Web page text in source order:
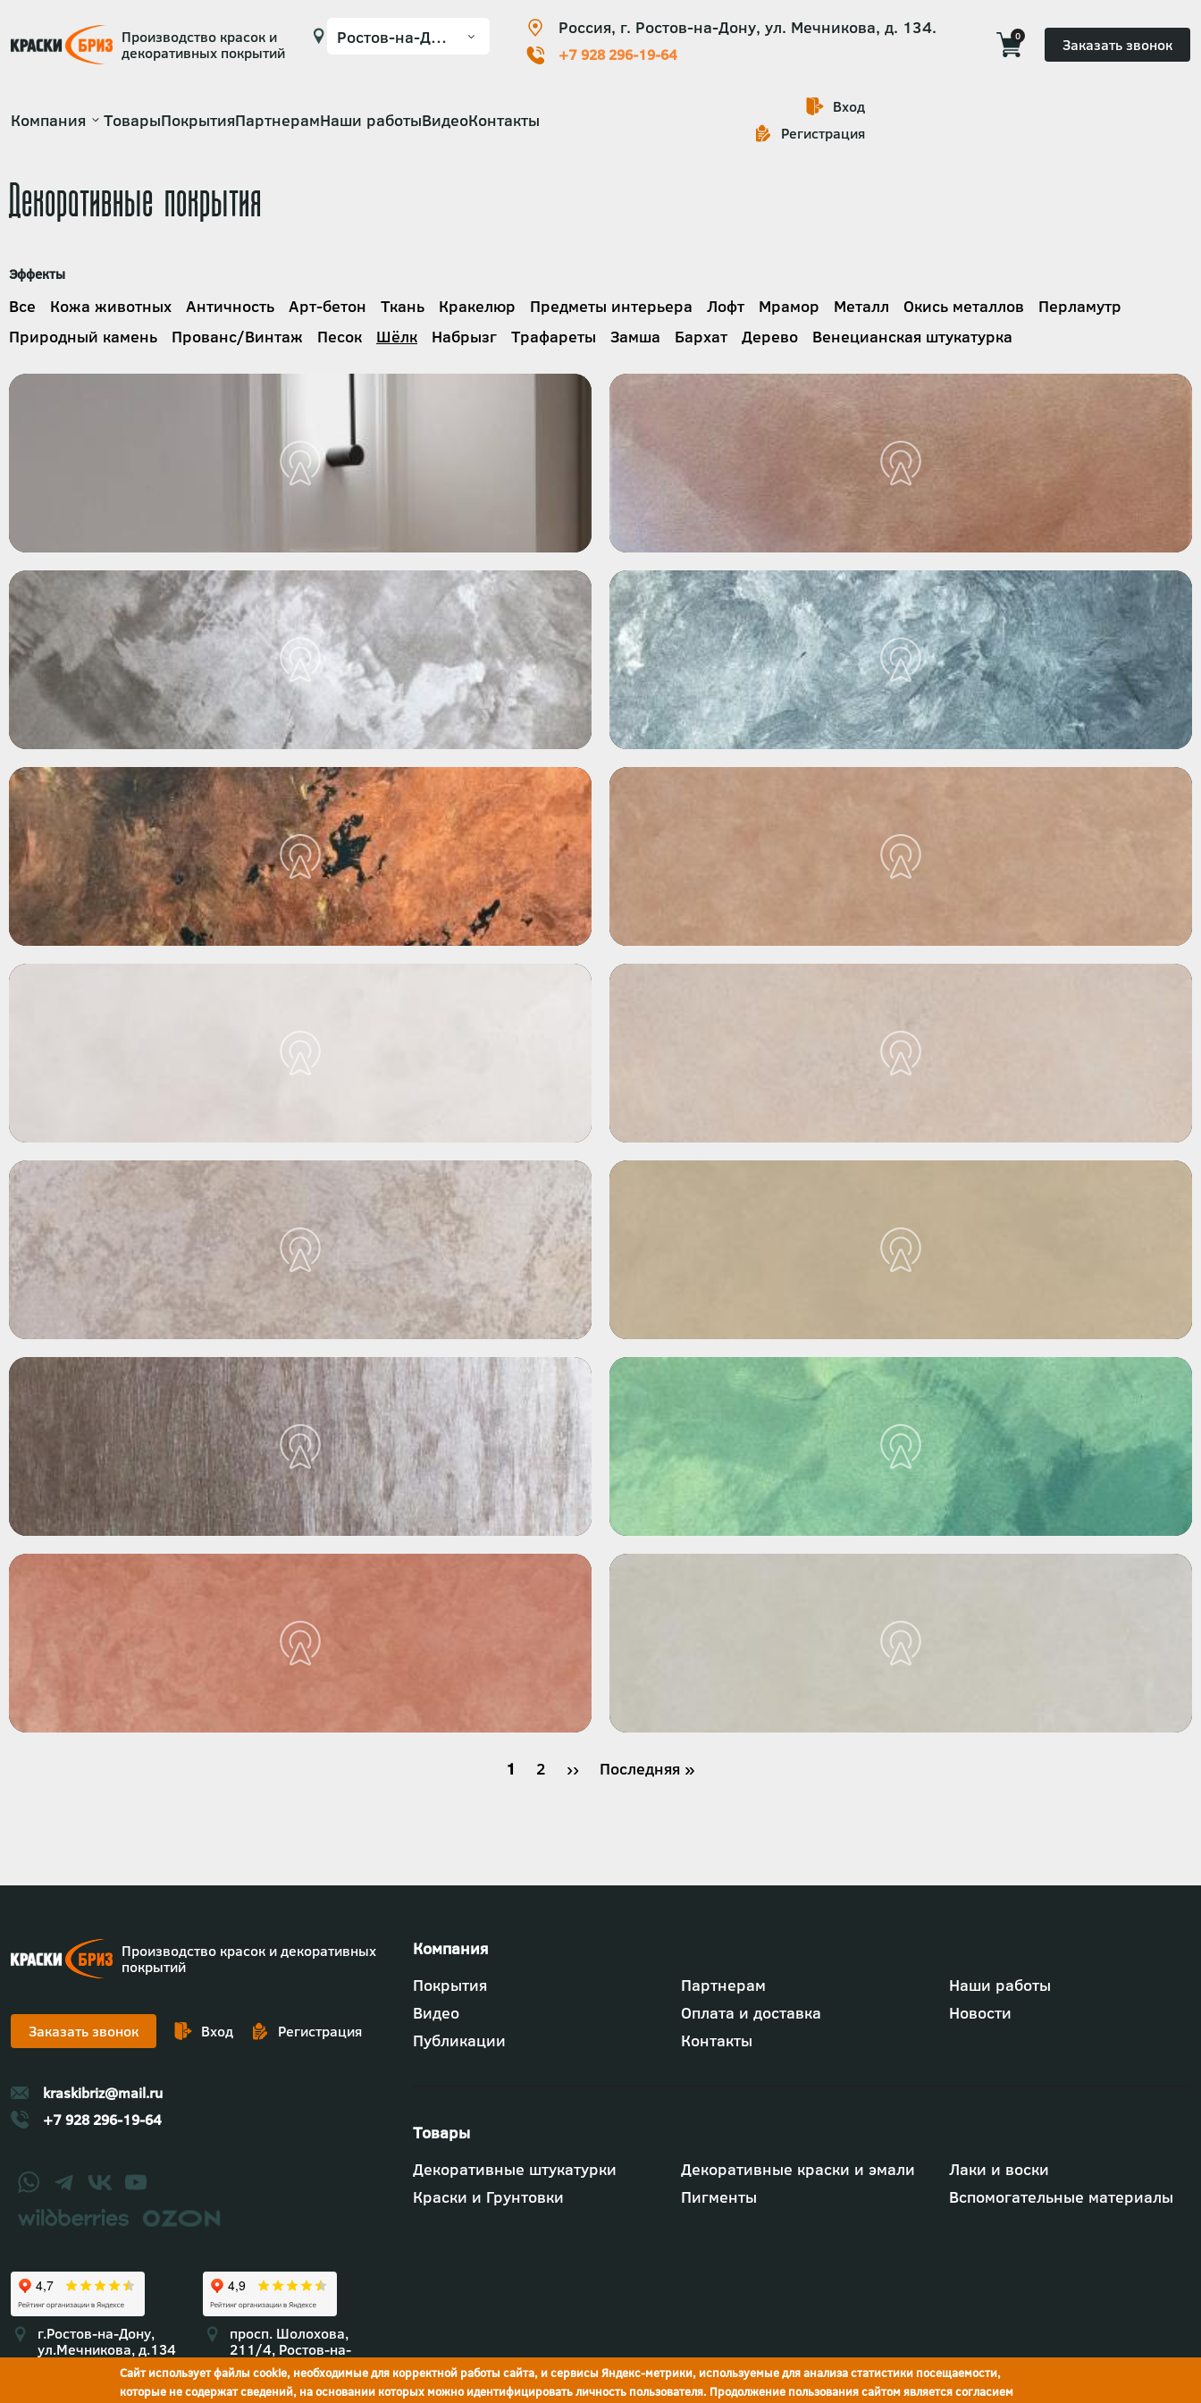
Производство красок и
декоративных покрытий
Россия, г. Ростов-на-Дону, ул. Мечникова, д. 134.
+7 928 296-19-64
0 Заказать звонок
Основная
Компания ТоварыПокрытияПартнерамНаши работыВидеоКонтакты
Вход
Регистрация
Декоративные покрытия
Эффекты
Все Кожа животных Античность Арт-бетон Ткань Кракелюр Предметы интерьера Лофт Мрамор Металл Окись металлов
Перламутр
Природный камень
Прованс/Винтаж Песок Шёлк Набрызг Трафареты Замша Бархат Дерево Венецианская штукатурка
Текущая
1 Страница
2
Следующая
››
Последняя
Последняя »
Производство красок и декоративных
покрытий
Заказать звонок Вход Регистрация
kraskibriz@mail.ru
+7 928 296-19-64
г.Ростов-на-Дону,
ул.Мечникова, д.134
просп. Шолохова,
211/4, Ростов-на-
Дону
Футер
-
меню
"Компания"
Покрытия Партнерам
Наши работы
Видео
Оплата и доставка
Новости
Публикации
Контакты
Футер
-
меню
"Товары"
Декоративные штукатурки Декоративные краски и эмали
Лаки и воски
Краски и Грунтовки
Пигменты Вспомогательные материалы
Сайт использует файлы cookie, необходимые для корректной работы сайта, и сервисы Яндекс-метрики, используемые для анализа статистики посещаемости,
которые не содержат сведений, на основании которых можно идентифицировать личность пользователя. Продолжение пользования сайтом является согласием